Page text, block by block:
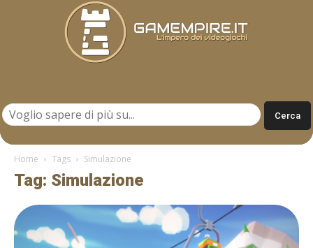
Home Tags Simulazione
Tag: Simulazione